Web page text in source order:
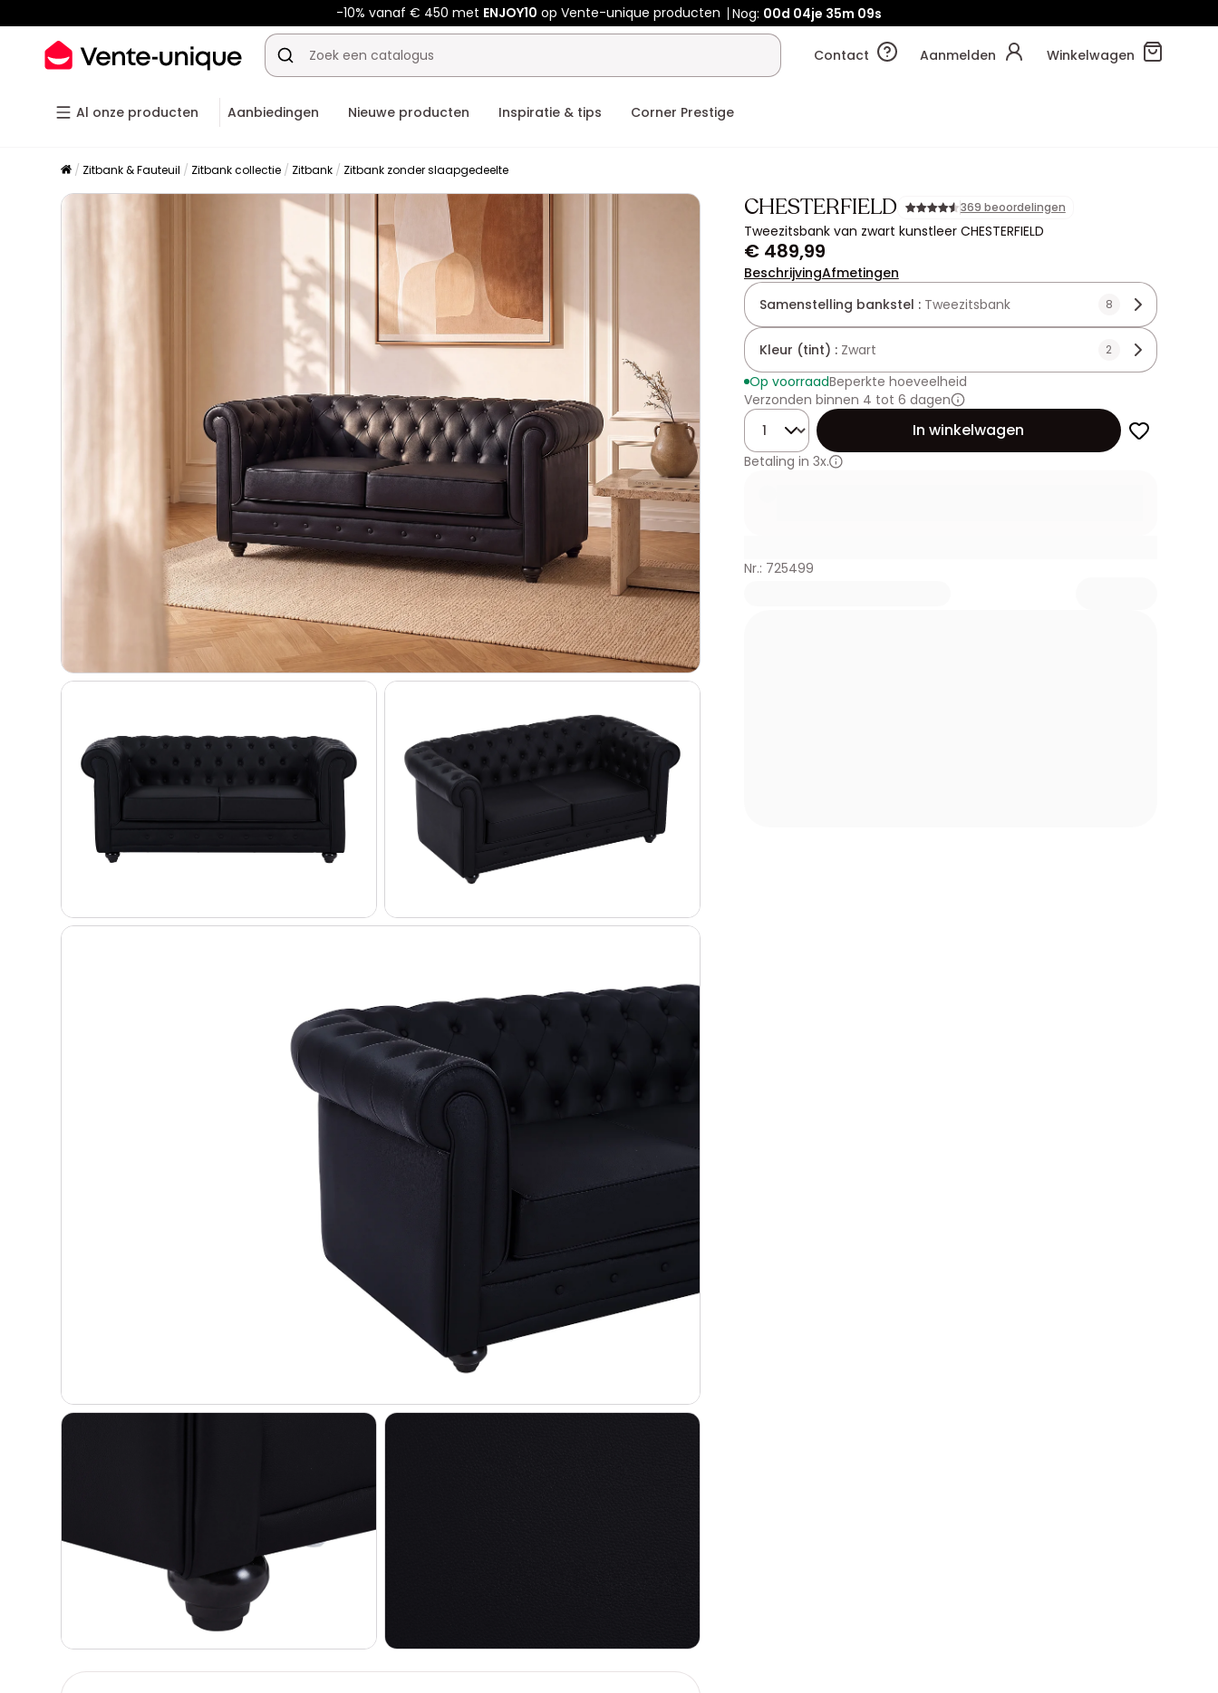
-10% vanaf € 450 met ENJOY10 op Vente-unique producten Nog: 00d 04je 35m 09s
Contact Aanmelden Winkelwagen
Al onze producten Aanbiedingen Nieuwe producten Inspiratie & tips Corner Prestige
Zitbank & Fauteuil Zitbank collectie Zitbank Zitbank zonder slaapgedeelte
CHESTERFIELD 369 beoordelingen
Tweezitsbank van zwart kunstleer CHESTERFIELD
€ 489,99
BeschrijvingAfmetingen
Samenstelling bankstel : Tweezitsbank 8
Kleur (tint) : Zwart 2
Op voorraadBeperkte hoeveelheid
Verzonden binnen 4 tot 6 dagen
Hoeveelheid
In winkelwagen
Betaling in 3x.
Nr.: 725499